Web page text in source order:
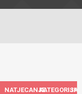
NATJECANJEKATEGORIJA